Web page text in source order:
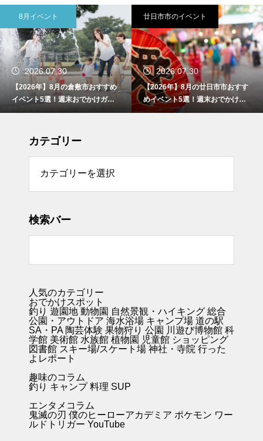
8月イベント
2026.07.30
【2026年】8月の倉敷市おすすめ
イベント5選！週末おでかけガイ
ド
廿日市市のイベント
2026.07.30
【2026年】8月の廿日市市おすす
めイベント5選！週末おでかけガ
イド
カテゴリー
検索バー
人気のカテゴリー
おでかけスポット
釣り 遊園地 動物園 自然景観・ハイキング 総合
公園・アウトドア 海水浴場 キャンプ場 道の駅
SA・PA 陶芸体験 果物狩り 公園 川遊び博物館 科
学館 美術館 水族館 植物園 児童館 ショッピング
図書館 スキー場/スケート場 神社・寺院 行った
よレポート
趣味のコラム
釣り キャンプ料理 SUP
エンタメコラム
鬼滅の刃 僕のヒーローアカデミア ポケモン ワー
ルドトリガー YouTube